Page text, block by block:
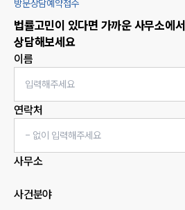
방문상담예약접수
법률고민이 있다면 가까운 사무소에서
상담해보세요
이름
연락처
사무소
사건분야